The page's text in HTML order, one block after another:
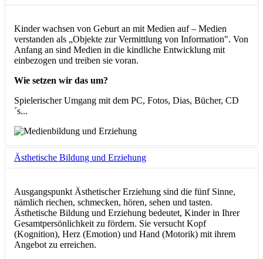
Kinder wachsen von Geburt an mit Medien auf – Medien
verstanden als „Objekte zur Vermittlung von Information". Von
Anfang an sind Medien in die kindliche Entwicklung mit
einbezogen und treiben sie voran.
Wie setzen wir das um?
Spielerischer Umgang mit dem PC, Fotos, Dias, Bücher, CD
´s...
Ästhetische Bildung und Erziehung
Ausgangspunkt Ästhetischer Erziehung sind die fünf Sinne,
nämlich riechen, schmecken, hören, sehen und tasten.
Ästhetische Bildung und Erziehung bedeutet, Kinder in Ihrer
Gesamtpersönlichkeit zu fördern. Sie versucht Kopf
(Kognition), Herz (Emotion) und Hand (Motorik) mit ihrem
Angebot zu erreichen.